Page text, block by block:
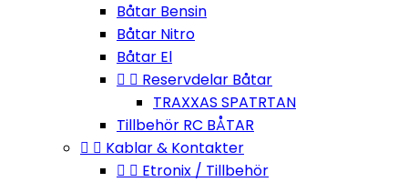
Båtar Bensin
Båtar Nitro
Båtar El
  Reservdelar Båtar
TRAXXAS SPATRTAN
Tillbehör RC BÅTAR
  Kablar & Kontakter
  Etronix / Tillbehör